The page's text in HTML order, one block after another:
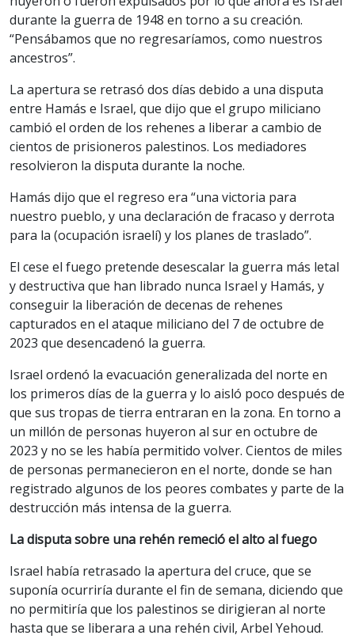
durante la guerra de 1948 en torno a su creación.
“Pensábamos que no regresaríamos, como nuestros
ancestros”.
La apertura se retrasó dos días debido a una disputa
entre Hamás e Israel, que dijo que el grupo miliciano
cambió el orden de los rehenes a liberar a cambio de
cientos de prisioneros palestinos. Los mediadores
resolvieron la disputa durante la noche.
Hamás dijo que el regreso era “una victoria para
nuestro pueblo, y una declaración de fracaso y derrota
para la (ocupación israelí) y los planes de traslado”.
El cese el fuego pretende desescalar la guerra más letal
y destructiva que han librado nunca Israel y Hamás, y
conseguir la liberación de decenas de rehenes
capturados en el ataque miliciano del 7 de octubre de
2023 que desencadenó la guerra.
Israel ordenó la evacuación generalizada del norte en
los primeros días de la guerra y lo aisló poco después de
que sus tropas de tierra entraran en la zona. En torno a
un millón de personas huyeron al sur en octubre de
2023 y no se les había permitido volver. Cientos de miles
de personas permanecieron en el norte, donde se han
registrado algunos de los peores combates y parte de la
destrucción más intensa de la guerra.
La disputa sobre una rehén remeció el alto al fuego
Israel había retrasado la apertura del cruce, que se
suponía ocurriría durante el fin de semana, diciendo que
no permitiría que los palestinos se dirigieran al norte
hasta que se liberara a una rehén civil, Arbel Yehoud.